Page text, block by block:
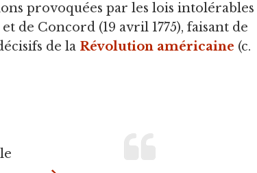
provoquées par les lois intolérables
de Concord (19 avril 1775), faisant de
de la Révolution américaine (c.